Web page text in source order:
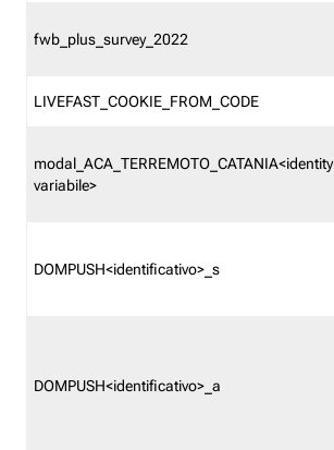
fwb_plus_survey_2022
LIVEFAST_COOKIE_FROM_CODE
modal_ACA_TERREMOTO_CATANIA<identity
variabile>
DOMPUSH<identificativo>_s
DOMPUSH<identificativo>_a